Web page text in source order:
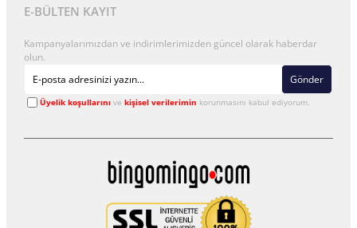
E-BÜLTEN KAYIT
Kampanyalarımızdan ve indirimlerimizden güncel olarak haberdar
olun.
Gönder
Üyelik koşullarınıve kişisel verilerimin korunmasını kabul ediyorum.